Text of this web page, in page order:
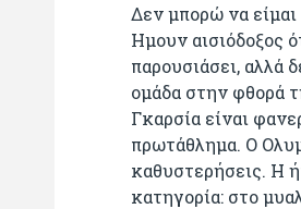
Δεν μπορώ να είμαι
Ημουν αισιόδοξος
παρουσιάσει, αλλά
ομάδα στην φθορά
Γκαρσία είναι
πρωτάθλημα. Ο
καθυστερήσεις. Η
κατηγορία: στο